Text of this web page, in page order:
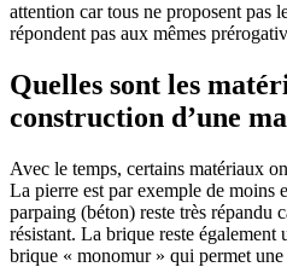
attention car tous ne proposent pas
répondent pas aux mêmes
Quelles sont les
construction d’une
Avec le temps, certains matériaux
La pierre est par exemple de moins
parpaing (béton) reste très répandu
résistant. La brique reste
brique « monomur » qui permet